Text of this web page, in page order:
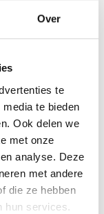
Over
te
te bieden
Ook delen we
met onze
analyse. Deze
met andere
die ze hebben
hun services.